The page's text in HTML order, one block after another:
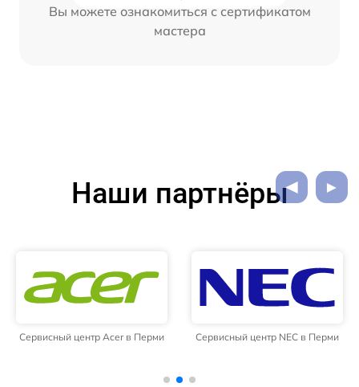
Вы можете ознакомиться с сертификатом
мастера
Наши партнёры
Сервисный центр Acer в Перми Сервисный центр NEC в Перми